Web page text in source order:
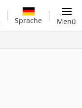
Sprache Menü